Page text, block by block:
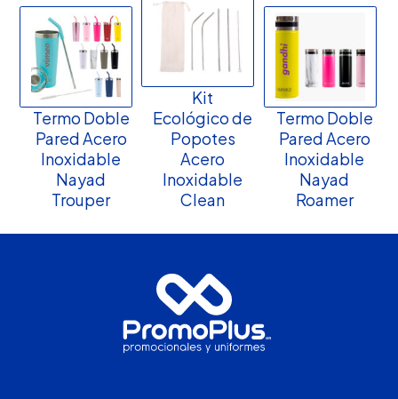
Termo Doble
Pared Acero
Inoxidable
Nayad
Trouper
Kit
Ecológico de
Popotes
Acero
Inoxidable
Clean
Termo Doble
Pared Acero
Inoxidable
Nayad
Roamer